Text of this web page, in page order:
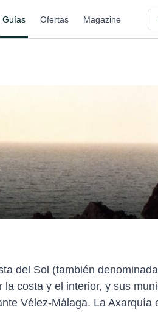
Guías Ofertas Magazine
del Sol (también
costa y el interior, y sus
Vélez-Málaga. La